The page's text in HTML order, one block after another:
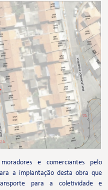
e comerciantes pelo
a implantação desta obra que
para a coletividade e